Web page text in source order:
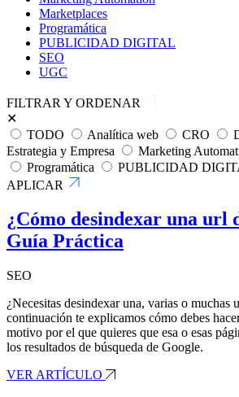
Marketplaces
Programática
PUBLICIDAD DIGITAL
SEO
UGC
FILTRAR Y ORDENAR
✕
TODO
Analítica web CRO
Estrategia y Empresa
Marketing
Programática
PUBLICIDAD
APLICAR
¿Cómo desindexar una url
Guía Práctica
SEO
¿Necesitas desindexar una, varias o muchas
continuación te explicamos cómo debes
motivo por el que quieres que esa o esas
los resultados de búsqueda de Google.
VER ARTÍCULO